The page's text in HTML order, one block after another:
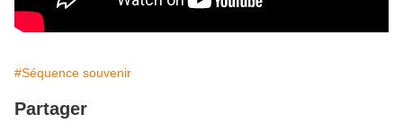
#Séquence souvenir
Partager